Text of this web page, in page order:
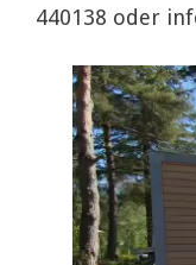
440138 oder